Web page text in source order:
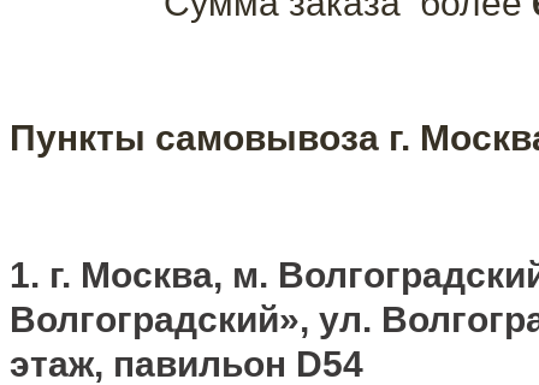
Пункты самовывоза г.
1. г. Москва, м.
Волгоградский», ул.
этаж, павильон D54